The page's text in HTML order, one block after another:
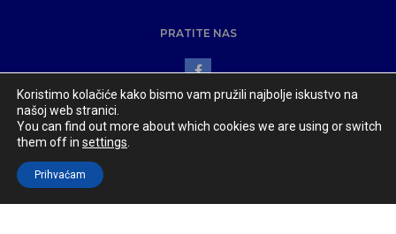
PRATITE NAS
© 2023 Razvoj i održavanje:
Koristimo kolačiće kako bismo vam pružili najbolje iskustvo na
našoj web stranici.
You can find out more about which cookies we are using or switch
them off in settings
Prihvaćam